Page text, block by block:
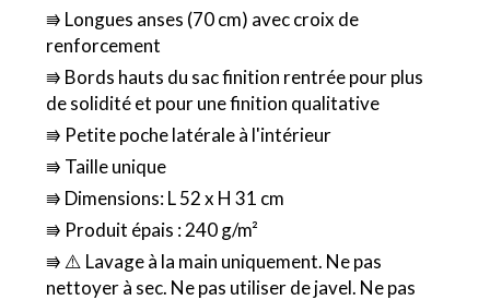
⭆ Longues anses (70 cm) avec croix de
renforcement
⭆ Bords hauts du sac finition rentrée pour plus
de solidité et pour une finition qualitative
⭆ Petite poche latérale à l'intérieur
⭆ Taille unique
⭆ Dimensions: L 52 x H 31 cm
⭆ Produit épais : 240 g/m²
⭆ ⚠️ Lavage à la main uniquement. Ne pas
nettoyer à sec. Ne pas utiliser de javel. Ne pas